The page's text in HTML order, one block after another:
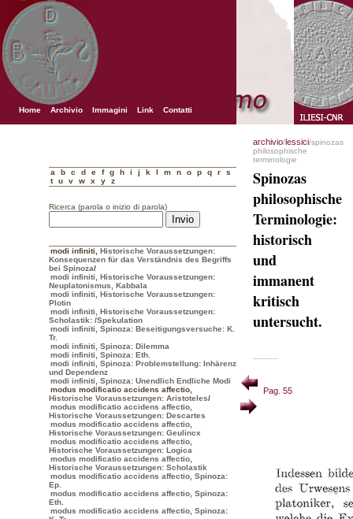
Home Archivio Immagini Link Contatti
a b c d e f g h i j k l m n o p q r
s
t
u v w x y z
Ricerca (parola o inizio di parola)
modi infiniti
Historische Voraussetzungen:
Konsequenzen für das Verständnis des Begriffs
bei Spinoza/
modi infiniti, Historische Voraussetzungen:
Neuplatonismus, Kabbala
modi infiniti, Historische Voraussetzungen:
Plotin
modi infiniti, Historische Voraussetzungen:
Scholastik: /Spekulation
modi infiniti, Spinoza: Beseitigungsversuche: K.
Tr.
modi infiniti, Spinoza: Dilemma
modi infiniti, Spinoza: Eth.
modi infiniti, Spinoza: Problemstellung: Inhärenz
und Dependenz
modi infiniti, Spinoza: Unendlich Endliche Modi
modus modificatio accidens affectio
Historische Voraussetzungen: Aristoteles/
modus modificatio accidens affectio,
Historische Voraussetzungen: Descartes
modus modificatio accidens affectio,
Historische Voraussetzungen: Geulincx
modus modificatio accidens affectio,
Historische Voraussetzungen: Logica
modus modificatio accidens affectio,
Historische Voraussetzungen: Scholastik
modus modificatio accidens affectio, Spinoza:
Ep.
modus modificatio accidens affectio, Spinoza:
Eth.
modus modificatio accidens affectio, Spinoza:
archivio/lessici/spinozas
philosophische
terminologie
Spinozas
philosophische
Terminologie:
historisch
und
immanent
kritisch
untersucht.
Pag. 55